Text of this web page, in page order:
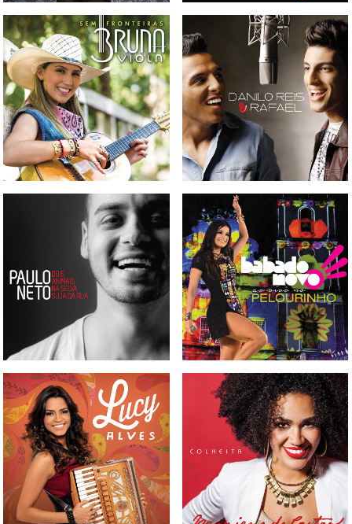
CD BRUNA VIOLA - SEM
FRONTEIRAS
CD DANILO REIS & RAFAEL
CD PAULO NETO - DOIS
ANIMAIS NA SELVA SUJA DA
RUA
CD E DVD BABADO NOVO -
AO VIVO NO PELOURINHO
CD LUCY ALVES
CD MARIENE DE CASTRO -
COLHEITA